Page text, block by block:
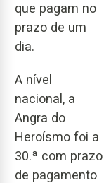
que pagam no
prazo de um
dia.
A nível
nacional, a
Angra do
Heroísmo foi a
30.ª com prazo
de pagamento